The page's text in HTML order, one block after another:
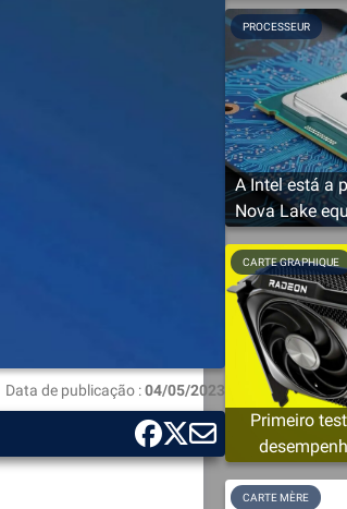
Data de publicação :04/05/2023
A Intel está a
Nova Lake
PROCESSEUR
Primeiro
CARTE GRAPHIQUE
CARTE MÈRE